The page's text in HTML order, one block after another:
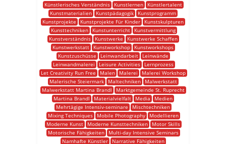
Künstlerisches Verständnis
Kunstlernen
Künstlertalent
Kunstmaterialien
Kunstpädagogik
Kunstprogramm
Kunstprojekte
Kunstprojekte Für Kinder
Kunstskulpturen
Kunsttechniken
Kunstunterricht
Kunstvermittlung
Kunstverständnis
Kunstwerke
Kunstwerke Schaffen
Kunstwerkstatt
Kunstworkshop
Kunstworkshops
Kunstzuschüsse
Leinwandarbeit
Leinwände
Leinwandmalerei
Leisure Activities
Lernprozess
Let Creativity Run Free
Malen Malerei
Malerei Workshop
Malerische Steiermark
Maltechniken
Malwerkstatt
Malwerkstatt Martina Brandl
Marktgemeinde St. Ruprecht
Martina Brandl
Materialvielfalt Media
Medien
Mehrtägige Intensiv-seminare
Mischtechniken
Mixing Techniques
Mobile Photography
Modellieren
Moderne Kunst
Moderne Kunsttechniken
Motor Skills
Motorische Fähigkeiten
Multi-day Intensive Seminars
Namhafte Künstler
Narrative Fähigkeiten